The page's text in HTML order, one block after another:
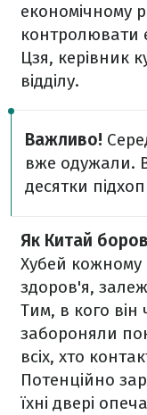
економічному
контролювати
Цзя, керівник
відділу.
Важливо!
вже одужали.
десятки
Як Китай
Хубей
здоров'я,
Тим, в кого він
забороняли
всіх, хто
Потенційно
їхні двері